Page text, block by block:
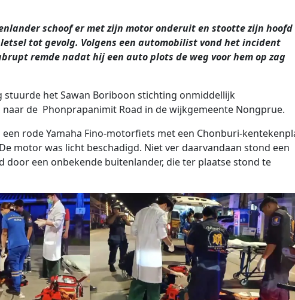
schoof er met zijn motor onderuit en stootte zijn hoofd
tot gevolg. Volgens een automobilist vond het incident
remde nadat hij een auto plots de weg voor hem op zag
stuurde het Sawan Boriboon stichting onmiddellijk
de Phonprapanimit Road in de wijkgemeente Nongprue.
​​rode Yamaha Fino-motorfiets met een Chonburi-
motor was licht beschadigd. Niet ver daarvandaan stond een
door een onbekende buitenlander, die ter plaatse stond te